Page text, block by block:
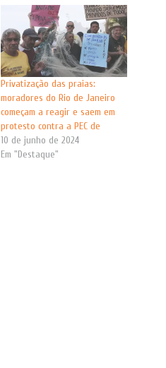
Privatização das praias:
moradores do Rio de Janeiro
começam a reagir e saem em
protesto contra a PEC de
10 de junho de 2024
Em "Destaque"